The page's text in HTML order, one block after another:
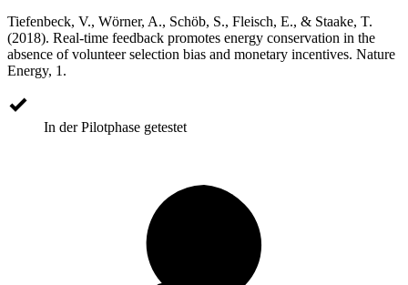
Tiefenbeck, V., Wörner, A., Schöb, S., Fleisch, E., & Staake, T.
(2018). Real-time feedback promotes energy conservation in the
absence of volunteer selection bias and monetary incentives. Nature
Energy, 1.
In der Pilotphase getestet